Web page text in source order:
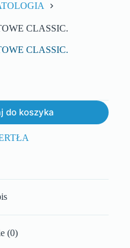
CLASSIC.
CLASSIC.
do koszyka
(0)